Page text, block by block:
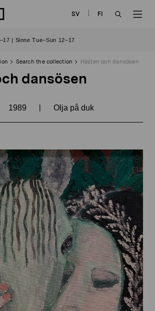
SV
FI
| Sinne Tue–Sun 12–17
Search the collection Hästen och dansösen
dansösen
1989 | Olja på duk